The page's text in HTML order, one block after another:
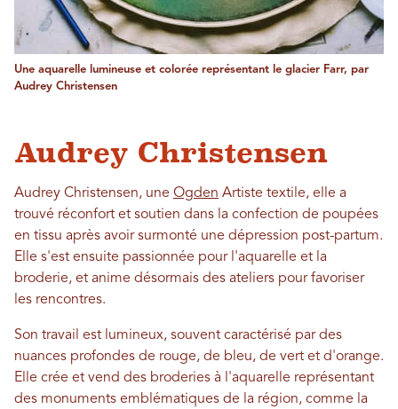
Une aquarelle lumineuse et colorée représentant le glacier Farr, par
Audrey Christensen
Audrey Christensen
Audrey Christensen, une Ogden Artiste textile, elle a
trouvé réconfort et soutien dans la confection de poupées
en tissu après avoir surmonté une dépression post-partum.
Elle s'est ensuite passionnée pour l'aquarelle et la
broderie, et anime désormais des ateliers pour favoriser
les rencontres.
Son travail est lumineux, souvent caractérisé par des
nuances profondes de rouge, de bleu, de vert et d'orange.
Elle crée et vend des broderies à l'aquarelle représentant
des monuments emblématiques de la région, comme la